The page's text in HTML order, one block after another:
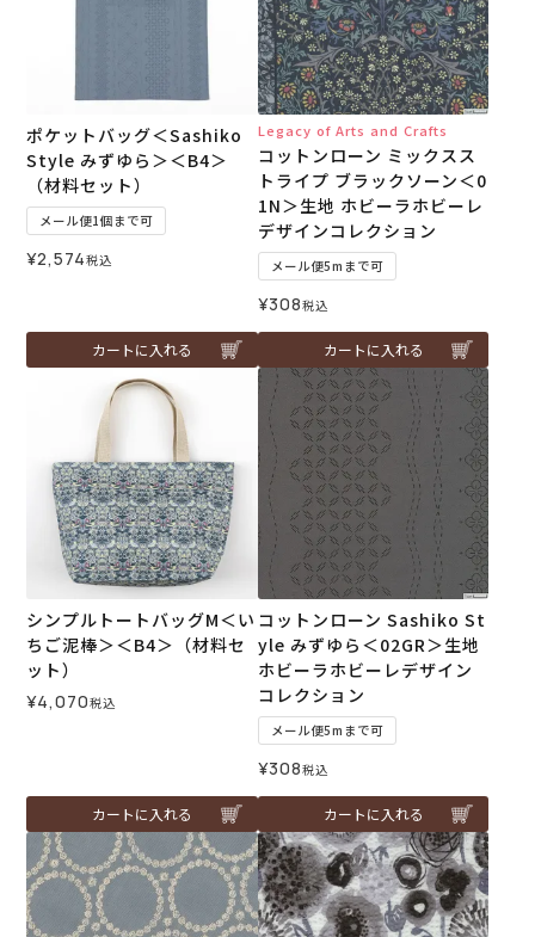
ポケットバッグ＜Sashiko
Style みずゆら＞＜B4＞
（材料セット）
メール便1個まで可
¥2,574税込
カートに入れる
Legacy of Arts and Crafts
コットンローン ミックスス
トライプ ブラックソーン＜0
1N＞生地 ホビーラホビーレ
デザインコレクション
メール便5mまで可
¥308税込
カートに入れる
シンプルトートバッグM＜い
ちご泥棒＞＜B4＞（材料セ
ット）
¥4,070税込
カートに入れる
コットンローン Sashiko St
yle みずゆら＜02GR＞生地
ホビーラホビーレデザイン
コレクション
メール便5mまで可
¥308税込
カートに入れる